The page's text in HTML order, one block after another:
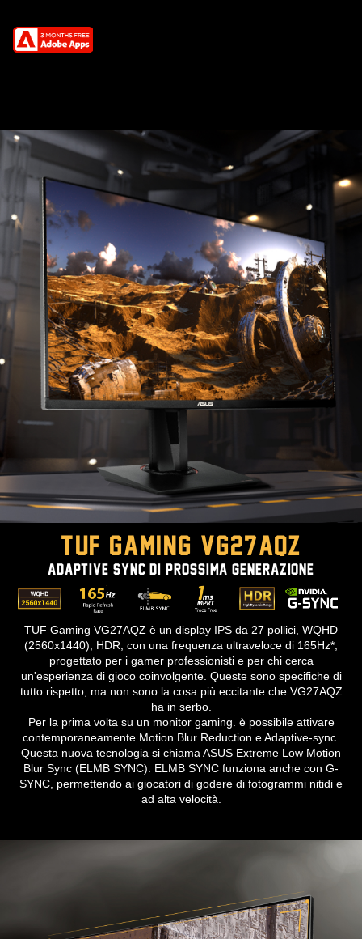
TUF gaming VG27AQZ
ADAPTIVE SYNC DI PROSSIMA GENERAZIONE
TUF Gaming VG27AQZ è un display IPS da 27 pollici, WQHD
(2560x1440), HDR, con una frequenza ultraveloce di 165Hz*,
progettato per i gamer professionisti e per chi cerca
un'esperienza di gioco coinvolgente. Queste sono specifiche di
tutto rispetto, ma non sono la cosa più eccitante che VG27AQZ
ha in serbo.
Per la prima volta su un monitor gaming. è possibile attivare
contemporaneamente Motion Blur Reduction e Adaptive-sync.
Questa nuova tecnologia si chiama ASUS Extreme Low Motion
Blur Sync (ELMB SYNC). ELMB SYNC funziona anche con G-
SYNC, permettendo ai giocatori di godere di fotogrammi nitidi e
ad alta velocità.